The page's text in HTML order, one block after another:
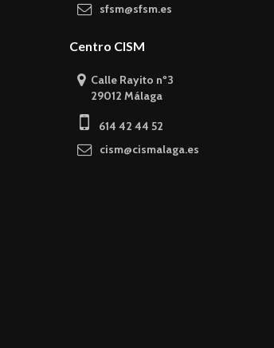
sfsm@sfsm.es
Centro CISM
Calle Rayito nº3
29012 Málaga
614 42 44 52
cism@cismalaga.es